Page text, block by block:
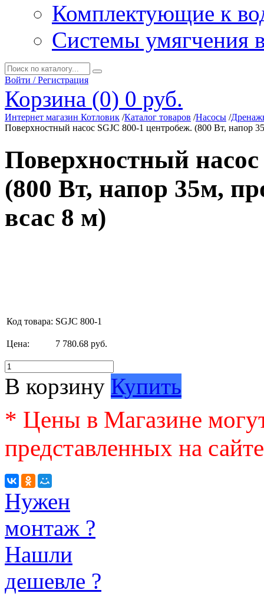
Комплектующие к
Системы умягчения
Войти / Регистрация
Корзина (0) 0 руб.
Интернет магазин Котловик /Каталог товаров /Насосы /
Поверхностный насос SGJC 800-1 центробеж. (800 Вт, напор
Поверхностный
(800 Вт, напор 35м,
всас 8 м)
Код товара: SGJC 800-1
Цена: 7 780.68 руб.
В корзину Купить
* Цены в Магазине
представленных на сайте
Нужен
монтаж ?
Нашли
дешевле ?